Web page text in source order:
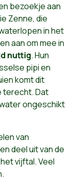
bezoekje aan
Zenne, die
in het
aan om mee in
nuttig. Hun
pipi en
komt dit
terecht. Dat
ongeschikt
van
deel uit van de
vijftal. Veel